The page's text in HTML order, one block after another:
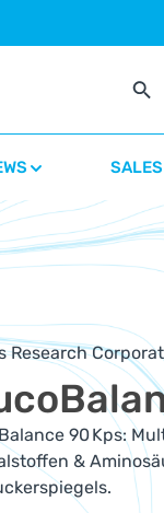
SALES
Research
90 Kps:
&